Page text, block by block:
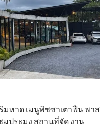
ริมหาด เมนูพิซซาเตาฟืน พาส
มประมง สถานที่จัด งาน